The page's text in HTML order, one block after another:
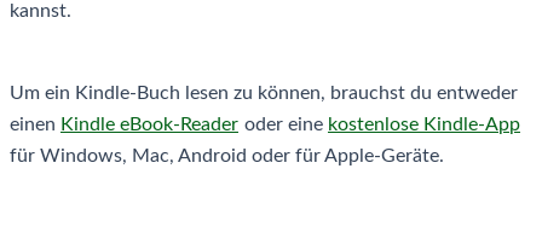
kannst.
Um ein Kindle-Buch lesen zu können, brauchst du entweder
einen Kindle eBook-Reader oder eine kostenlose Kindle-App
für Windows, Mac, Android oder für Apple-Geräte.